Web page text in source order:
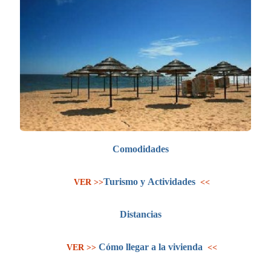
Comodidades
VER >>Turismo y Actividades <<
Distancias
VER >>Cómo llegar a la vivienda <<